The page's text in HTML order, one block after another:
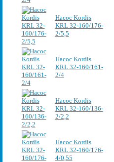
Насос Kordis
KRL 32-160/176-
2/5,5
Насос Kordis
KRL 32-160/161-
2/4
Насос Kordis
KRL 32-160/136-
2/2,2
Насос Kordis
KRL 32-160/176-
4/0,55